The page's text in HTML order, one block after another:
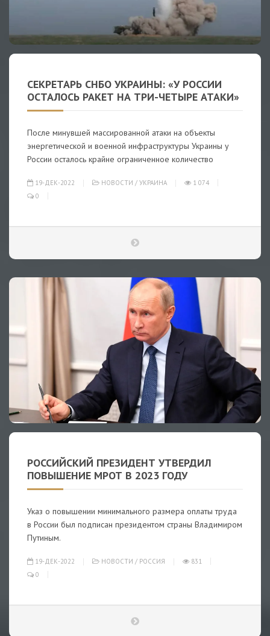
СЕКРЕТАРЬ СНБО УКРАИНЫ: «У РОССИИ
ОСТАЛОСЬ РАКЕТ НА ТРИ-ЧЕТЫРЕ АТАКИ»
После минувшей массированной атаки на объекты
энергетической и военной инфраструктуры Украины у
России осталось крайне ограниченное количество
19-ДЕК-2022 НОВОСТИ / УКРАИНА
1 074
0
РОССИЙСКИЙ ПРЕЗИДЕНТ УТВЕРДИЛ
ПОВЫШЕНИЕ МРОТ В 2023 ГОДУ
Указ о повышении минимального размера оплаты труда
в России был подписан президентом страны Владимиром
Путиным.
19-ДЕК-2022 НОВОСТИ / РОССИЯ
831
0